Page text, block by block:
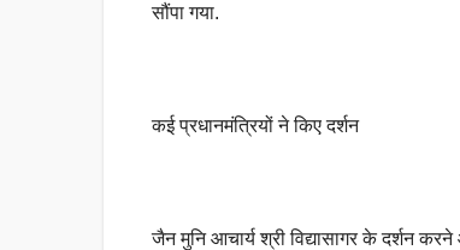
सौंपा गया.
कई प्रधानमंत्रियों ने किए दर्शन
जैन मुनि आचार्य श्री विद्यासागर के दर्शन